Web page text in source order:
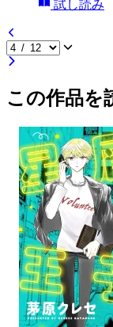
試し読み
この作品を